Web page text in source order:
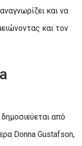
και να
και τον
από
Donna Gustafson,